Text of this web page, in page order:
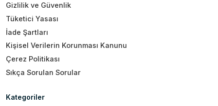
Gizlilik ve Güvenlik
Tüketici Yasası
İade Şartları
Kişisel Verilerin Korunması Kanunu
Çerez Politikası
Sıkça Sorulan Sorular
Kategoriler